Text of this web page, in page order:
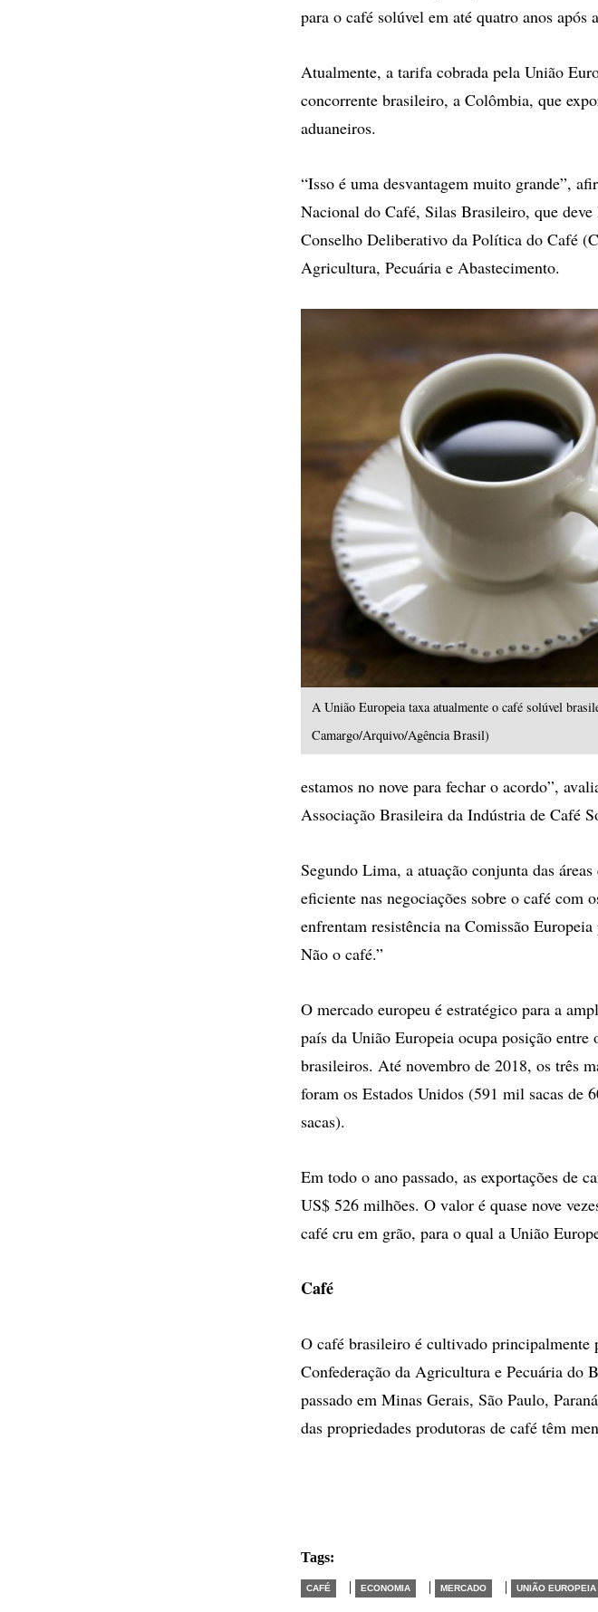
para o café solúvel em até quatro anos após
Atualmente, a tarifa cobrada pela União
concorrente brasileiro, a Colômbia, que
aduaneiros.
“Isso é uma desvantagem muito grande”,
Nacional do Café, Silas Brasileiro, que
Conselho Deliberativo da Política do Café
Agricultura, Pecuária e Abastecimento.
A União Europeia taxa atualmente o café solúvel
Camargo/Arquivo/Agência Brasil)
estamos no nove para fechar o acordo”,
Associação Brasileira da Indústria de Café
Segundo Lima, a atuação conjunta das
eficiente nas negociações sobre o café com
enfrentam resistência na Comissão
Não o café.”
O mercado europeu é estratégico para a
país da União Europeia ocupa posição
brasileiros. Até novembro de 2018, os três
foram os Estados Unidos (591 mil sacas de
sacas).
Em todo o ano passado, as exportações de
US$ 526 milhões. O valor é quase nove
café cru em grão, para o qual a União
Café
O café brasileiro é cultivado principalmente
Confederação da Agricultura e Pecuária do
passado em Minas Gerais, São Paulo,
das propriedades produtoras de café têm
Tags:
CAFÉ | ECONOMIA | MERCADO | UNIÃO EUROPEIA